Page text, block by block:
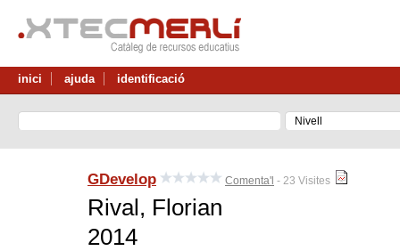
inici ajuda identificació
GDevelop Comenta'l - 23 Visites
Rival, Florian
2014